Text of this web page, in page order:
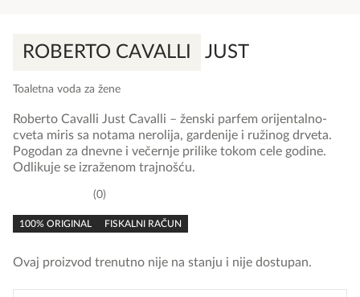
ROBERTO CAVALLI JUST
Toaletna voda za žene
rating
0
100% ORIGINAL FISKALNI RAČUN
Roberto Cavalli Just Cavalli – ženski parfem orijentalno-
cveta miris sa notama nerolija, gardenije i ružinog drveta.
Pogodan za dnevne i večernje prilike tokom cele godine.
Odlikuje se izraženom trajnošću.
Ovaj proizvod trenutno nije na stanju i nije dostupan.